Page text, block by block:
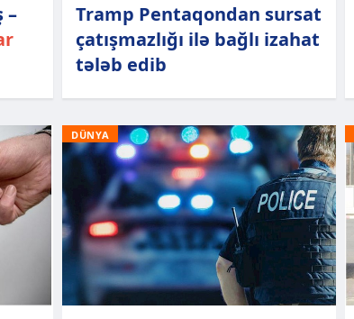
–
Tramp Pentaqondan sursat
çatışmazlığı ilə bağlı izahat
tələb edib
DÜNYA